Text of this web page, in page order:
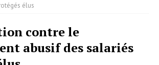
élus
contre le
abusif des salariés